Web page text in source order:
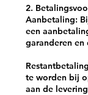
2.
Aanbetaling:
een
garanderen en
te worden bij
aan de